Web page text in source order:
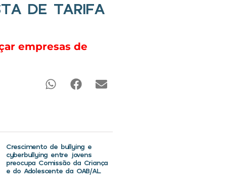
DE TARIFA
empresas de
Crescimento de bullying e
cyberbullying entre jovens
preocupa Comissão da Criança
e do Adolescente da OAB/AL